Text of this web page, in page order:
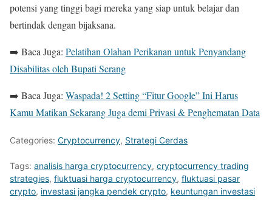
potensi yang tinggi bagi mereka yang siap untuk belajar dan
bertindak dengan bijaksana.
➡️ Baca Juga: Pelatihan Olahan Perikanan untuk Penyandang
Disabilitas oleh Bupati Serang
➡️ Baca Juga: Waspada! 2 Setting “Fitur Google” Ini Harus
Kamu Matikan Sekarang Juga demi Privasi & Penghematan Data
Categories: Cryptocurrency, Strategi Cerdas
Tags: analisis harga cryptocurrency, cryptocurrency trading
strategies, fluktuasi harga cryptocurrency, fluktuasi pasar
crypto, investasi jangka pendek crypto, keuntungan investasi